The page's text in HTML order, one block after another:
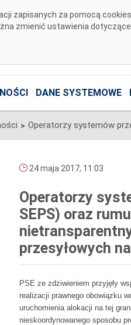
zapisanych za pomocą
zmienić ustawienia
DANE SYSTEMOWE
>
24 maja 2017, 11:03
Operatorzy
SEPS) oraz
przesyłowych
PSE ze zdziwieniem przyjęły
realizacji prawnego obowiązku
uruchomienia alokacji na tej
nieskoordynowanego sposobu